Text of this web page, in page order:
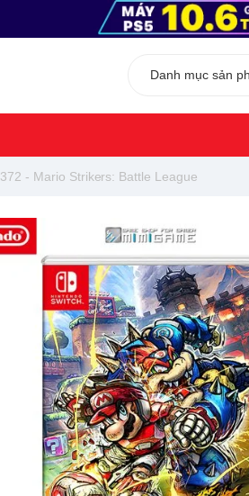
372 - Mario Strikers: Battle League